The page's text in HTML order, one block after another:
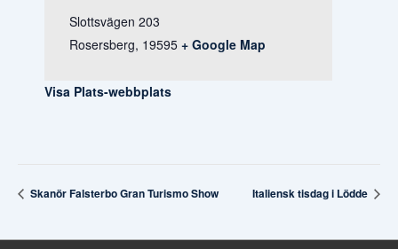
Slottsvägen 203
Rosersberg, 19595 + Google Map
Visa Plats-webbplats
Skanör Falsterbo Gran Turismo Show Italiensk tisdag i Lödde